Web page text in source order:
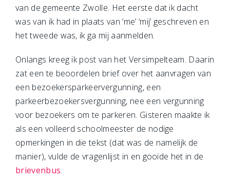
van de gemeente Zwolle. Het eerste dat ik dacht
was van ik had in plaats van ‘me’ ‘mij’ geschreven en
het tweede was, ik ga mij aanmelden.
Onlangs kreeg ik post van het Versimpelteam. Daarin
zat een te beoordelen brief over het aanvragen van
een bezoekersparkeervergunning, een
parkeerbezoekersvergunning, nee een vergunning
voor bezoekers om te parkeren. Gisteren maakte ik
als een volleerd schoolmeester de nodige
opmerkingen in die tekst (dat was de namelijk de
manier), vulde de vragenlijst in en gooide het in de
brievenbus.